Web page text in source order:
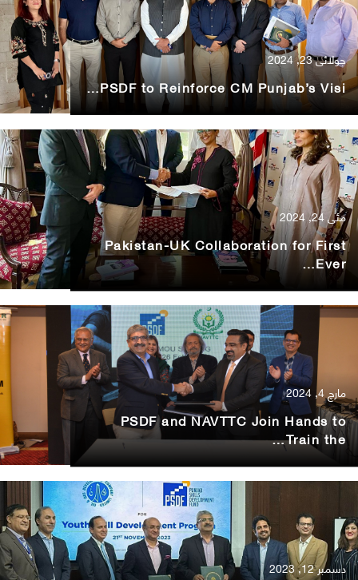
جولائی 23, 2024
PSDF to Reinforce CM Punjab’s Visi…
مئی 24, 2024
Pakistan-UK Collaboration for First
Ever…
مارچ 4, 2024
PSDF and NAVTTC Join Hands to
Train the…
دسمبر 12, 2023